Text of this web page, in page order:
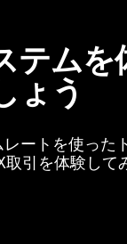
テムを
ょう
ートを使った
取引を体験して